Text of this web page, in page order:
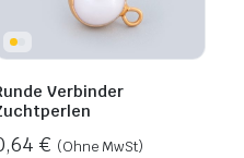
Verbinder
€ (Ohne MwSt)